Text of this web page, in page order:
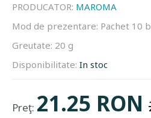
PRODUCATOR: MAROMA
Mod de prezentare: Pachet 10
Greutate: 20 g
Disponibilitate: In stoc
Preţ: 21.25 RON